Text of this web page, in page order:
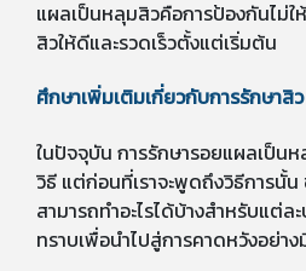
แผลเป็นหลุมสิวคือการป้องกันไม่
สิวให้ดีและรวดเร็วตั้งแต่เริ่มต้น
ศึกษาเพิ่มเติมเกี่ยวกับการรักษาสิว
ในปัจจุบัน การรักษารอยแผลเป็น
วิธี แต่ก่อนที่เราจะพูดถึงวิธีการนั้
สามารถทำอะไรได้บ้างสำหรับแต่
ทราบเพื่อนำไปสู่การคาดหวังอย่า